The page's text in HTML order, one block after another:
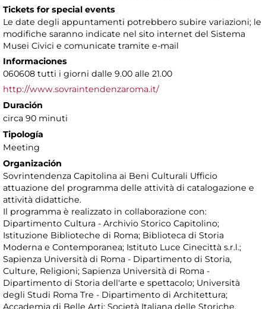
Tickets for special events
Le date degli appuntamenti potrebbero subire variazioni; le
modifiche saranno indicate nel sito internet del Sistema
Musei Civici e comunicate tramite e-mail
Informaciones
060608 tutti i giorni dalle 9.00 alle 21.00
http://www.sovraintendenzaroma.it/
Duración
circa 90 minuti
Tipología
Meeting
Organización
Sovrintendenza Capitolina ai Beni Culturali Ufficio
attuazione del programma delle attività di catalogazione e
attività didattiche.
Il programma è realizzato in collaborazione con:
Dipartimento Cultura - Archivio Storico Capitolino;
Istituzione Biblioteche di Roma; Biblioteca di Storia
Moderna e Contemporanea; Istituto Luce Cinecittà s.r.l.;
Sapienza Università di Roma - Dipartimento di Storia,
Culture, Religioni; Sapienza Università di Roma -
Dipartimento di Storia dell'arte e spettacolo; Università
degli Studi Roma Tre - Dipartimento di Architettura;
Accademia di Belle Arti; Società Italiana delle Storiche.